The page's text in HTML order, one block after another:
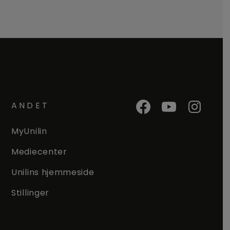
ANDET
MyUnilin
Mediecenter
Unilins hjemmeside
Stillinger